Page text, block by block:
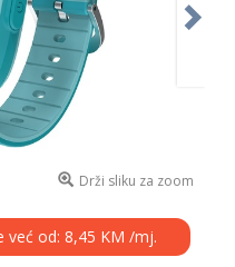
Drži sliku za zoom
već od: 8,45 KM /mj.